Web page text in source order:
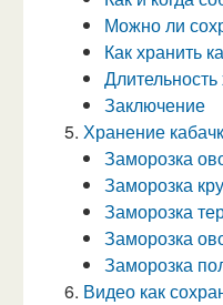
Можно ли
Как хранить
Заключение
Хранение
Заморозка
Заморозка
Заморозка
Заморозка
Заморозка
Видео как